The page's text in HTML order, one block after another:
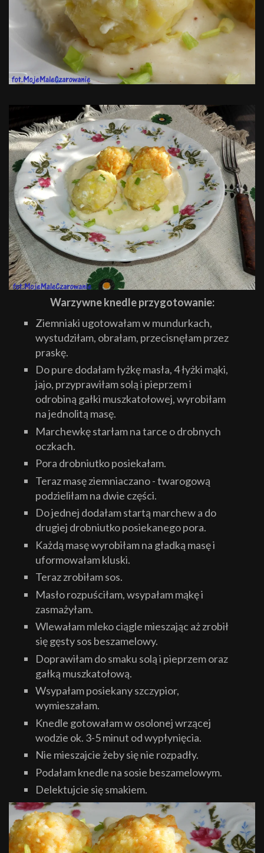
Warzywne knedle przygotowanie:
Ziemniaki ugotowałam w mundurkach,
wystudziłam, obrałam, przecisnęłam przez
praskę.
Do pure dodałam łyżkę masła, 4 łyżki mąki,
jajo, przyprawiłam solą i pieprzem i
odrobiną gałki muszkatołowej, wyrobiłam
na jednolitą masę.
Marchewkę starłam na tarce o drobnych
oczkach.
Pora drobniutko posiekałam.
Teraz masę ziemniaczano - twarogową
podzieliłam na dwie części.
Do jednej dodałam startą marchew a do
drugiej drobniutko posiekanego pora.
Każdą masę wyrobiłam na gładką masę i
uformowałam kluski.
Teraz zrobiłam sos.
Masło rozpuściłam, wsypałam mąkę i
zasmażyłam.
Wlewałam mleko ciągle mieszając aż zrobił
się gęsty sos beszamelowy.
Doprawiłam do smaku solą i pieprzem oraz
gałką muszkatołową.
Wsypałam posiekany szczypior,
wymieszałam.
Knedle gotowałam w osolonej wrzącej
wodzie ok. 3-5 minut od wypłynięcia.
Nie mieszajcie żeby się nie rozpadły.
Podałam knedle na sosie beszamelowym.
Delektujcie się smakiem.